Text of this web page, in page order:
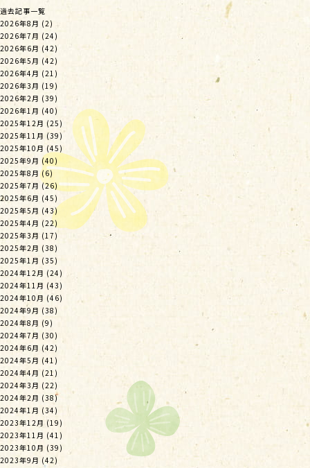
過去記事一覧
2026年8月 (2)
2026年7月 (24)
2026年6月 (42)
2026年5月 (42)
2026年4月 (21)
2026年3月 (19)
2026年2月 (39)
2026年1月 (40)
2025年12月 (25)
2025年11月 (39)
2025年10月 (45)
2025年9月 (40)
2025年8月(6)
2025年7月 (26)
2025年6月 (45)
2025年5月 (43)
2025年4月 (22)
2025年3月 (17)
2025年2月 (38)
2025年1月 (35)
2024年12月 (24)
2024年11月 (43)
2024年10月 (46)
2024年9月 (38)
2024年8月 (9)
2024年7月 (30)
2024年6月 (42)
2024年5月 (41)
2024年4月 (21)
2024年3月 (22)
2024年2月 (38)
2024年1月 (34)
2023年12月 (19)
2023年11月 (41)
2023年10月 (39)
2023年9月 (42)